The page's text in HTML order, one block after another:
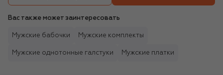
Вас также может заинтересовать
Мужские бабочки Мужские комплекты
Мужские однотонные галстуки Мужские платки